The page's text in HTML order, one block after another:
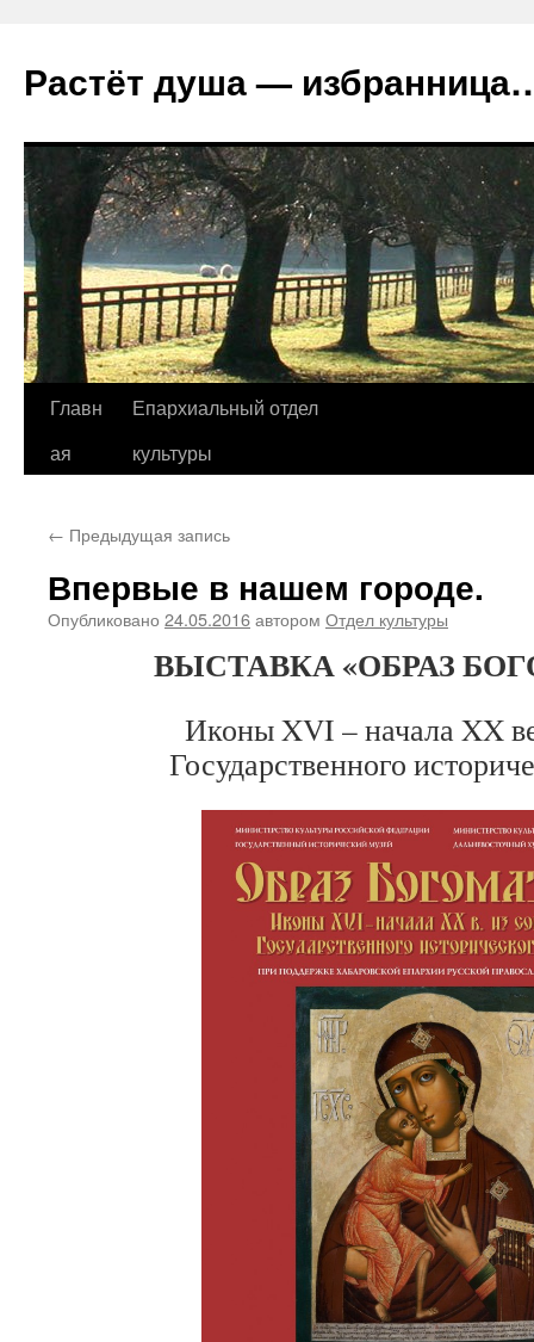
Растёт душа —
Перейти
Главн
ая
Епархиальный отдел
культуры
← Предыдущая запись
Впервые в нашем городе.
Опубликовано 24.05.2016автором Отдел культуры
ВЫСТАВКА «ОБРАЗ
Иконы XVI – начала XX
Государственного